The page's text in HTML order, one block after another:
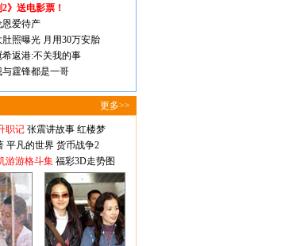
2》送电影票！
恩爱待产
照曝光 月用30万安胎
希返港:不关我的事
霆锋都是一哥
更多>>
职记 张震讲故事 红楼梦
平凡的世界 货币战争2
游游格斗集 福彩3D走势图